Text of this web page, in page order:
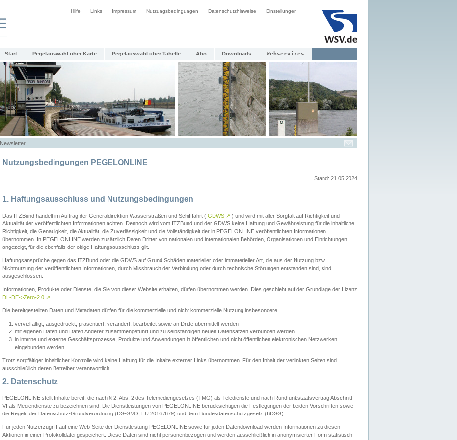
Hilfe Links Impressum Nutzungsbedingungen Datenschutzhinweise Einstellungen
Start Pegelauswahl über Karte Pegelauswahl über Tabelle Abo Downloads Webservices
Newsletter
Nutzungsbedingungen PEGELONLINE
Stand: 21.05.2024
1. Haftungsausschluss und Nutzungsbedingungen
Das ITZBund handelt im Auftrag der Generaldirektion Wasserstraßen und Schifffahrt ( GDWS ↗ ) und wird mit aller Sorgfalt auf Richtigkeit und
Aktualität der veröffentlichten Informationen achten. Dennoch wird vom ITZBund und der GDWS keine Haftung und Gewährleistung für die inhaltliche
Richtigkeit, die Genauigkeit, die Aktualität, die Zuverlässigkeit und die Vollständigkeit der in PEGELONLINE veröffentlichten Informationen
übernommen. In PEGELONLINE werden zusätzlich Daten Dritter von nationalen und internationalen Behörden, Organisationen und Einrichtungen
angezeigt, für die ebenfalls der obige Haftungsausschluss gilt.
Haftungsansprüche gegen das ITZBund oder die GDWS auf Grund Schäden materieller oder immaterieller Art, die aus der Nutzung bzw.
Nichtnutzung der veröffentlichten Informationen, durch Missbrauch der Verbindung oder durch technische Störungen entstanden sind, sind
ausgeschlossen.
Informationen, Produkte oder Dienste, die Sie von dieser Website erhalten, dürfen übernommen werden. Dies geschieht auf der Grundlage der Lizenz
DL-DE->Zero-2.0 ↗
Die bereitgestellten Daten und Metadaten dürfen für die kommerzielle und nicht kommerzielle Nutzung insbesondere
vervielfältigt, ausgedruckt, präsentiert, verändert, bearbeitet sowie an Dritte übermittelt werden
mit eigenen Daten und Daten Anderer zusammengeführt und zu selbständigen neuen Datensätzen verbunden werden
in interne und externe Geschäftsprozesse, Produkte und Anwendungen in öffentlichen und nicht öffentlichen elektronischen Netzwerken
eingebunden werden
Trotz sorgfältiger inhaltlicher Kontrolle wird keine Haftung für die Inhalte externer Links übernommen. Für den Inhalt der verlinkten Seiten sind
ausschließlich deren Betreiber verantwortlich.
2. Datenschutz
PEGELONLINE stellt Inhalte bereit, die nach § 2, Abs. 2 des Telemediengesetzes (TMG) als Teledienste und nach Rundfunkstaatsvertrag Abschnitt
VI als Mediendienste zu bezeichnen sind. Die Dienstleistungen von PEGELONLINE berücksichtigen die Festlegungen der beiden Vorschriften sowie
die Regeln der Datenschutz-Grundverordnung (DS-GVO, EU 2016 /679) und dem Bundesdatenschutzgesetz (BDSG).
Für jeden Nutzerzugriff auf eine Web-Seite der Dienstleistung PEGELONLINE sowie für jeden Datendownload werden Informationen zu diesen
Aktionen in einer Protokolldatei gespeichert. Diese Daten sind nicht personenbezogen und werden ausschließlich in anonymisierter Form statistisch